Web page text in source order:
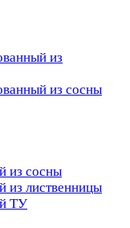
из
из сосны
из сосны
из лиственницы
ТУ